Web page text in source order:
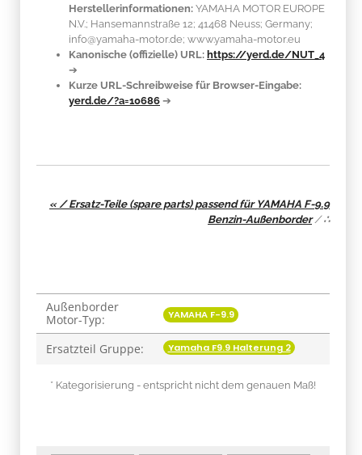
Herstellerinformationen: YAMAHA MOTOR EUROPE
N.V.; Hansemannstraße 12; 41468 Neuss; Germany;
info@yamaha-motor.de; www.yamaha-motor.eu
Kanonische (offizielle) URL: https://yerd.de/NUT_4
➔
Kurze URL-Schreibweise für Browser-Eingabe:
yerd.de/?a=10686 ➔
« / Ersatz-Teile (spare parts) passend für YAMAHA F-9.9
Benzin-Außenborder/∴
Produkteigenschaft
Wert
Außenborder
Motor-Typ:
YAMAHA F-9.9
Ersatzteil Gruppe: Yamaha F9.9 Halterung 2
* Kategorisierung - entspricht nicht dem genauen Maß!